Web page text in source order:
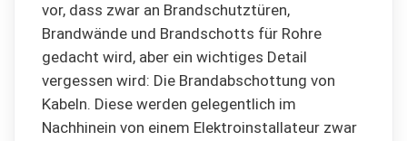
vor, dass zwar an Brandschutztüren,
Brandwände und Brandschotts für Rohre
gedacht wird, aber ein wichtiges Detail
vergessen wird: Die Brandabschottung von
Kabeln. Diese werden gelegentlich im
Nachhinein von einem Elektroinstallateur zwar